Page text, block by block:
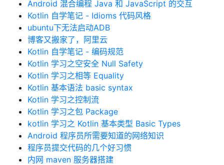
Android 混合编程 Java 和 JavaScript 的交互
Kotlin 自学笔记 - Idioms 代码风格
ubuntu下无法启动ADB
博客又搬家了，阿里云
Kotlin 自学笔记 - 编码规范
Kotlin 学习之空安全 Null Safety
Kotlin 学习之相等 Equality
Kotlin 基本语法 basic syntax
Kotlin 学习之控制流
Kotlin 学习之包 Package
kotlin 学习之 Kotlin 基本类型 Basic Types
Android 程序员所需要知道的网络知识
程序员提交代码的几个好习惯
内网 maven 服务器搭建